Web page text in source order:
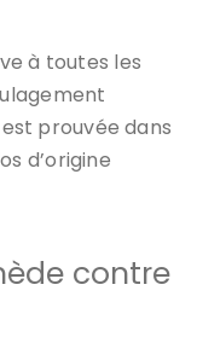
à toutes les
prouvée dans
d’origine
contre